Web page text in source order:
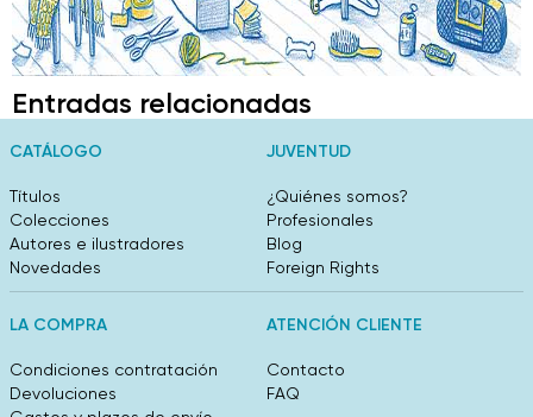
Entradas relacionadas
CATÁLOGO
Títulos
Colecciones
Autores e ilustradores
Novedades
JUVENTUD
¿Quiénes somos?
Profesionales
Blog
Foreign Rights
LA COMPRA
Condiciones contratación
Devoluciones
ATENCIÓN CLIENTE
Contacto
FAQ